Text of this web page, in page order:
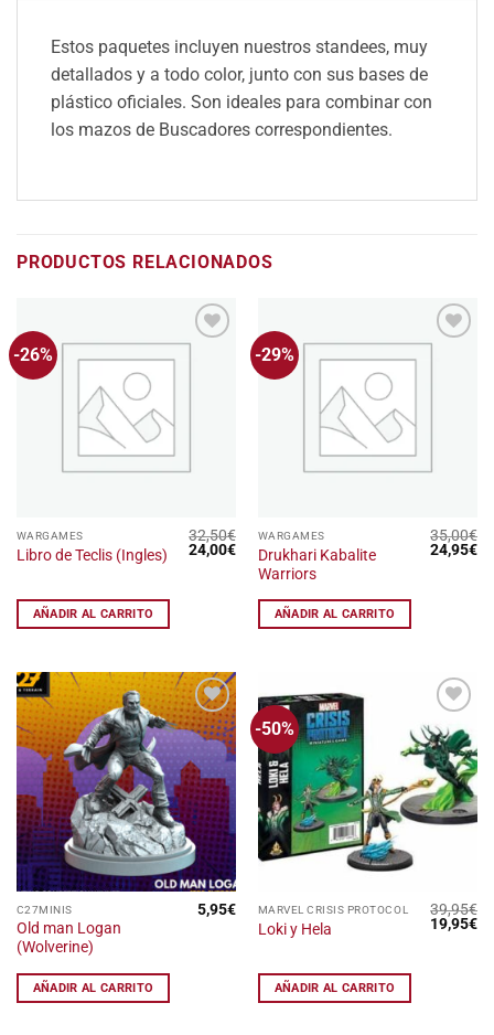
Estos paquetes incluyen nuestros standees, muy
detallados y a todo color, junto con sus bases de
plástico oficiales. Son ideales para combinar con
los mazos de Buscadores correspondientes.
PRODUCTOS RELACIONADOS
-26%
WARGAMES
Libro de Teclis (Ingles)
32,50€
El
precio
24,00€El
precio
actual
24,00€.
AÑADIR AL CARRITO
-29%
WARGAMES
Drukhari Kabalite
Warriors
35,00€
El
precio
24,95€El
AÑADIR AL CARRITO
Añadir
a la
lista
de
deseos
C27MINIS
Old man Logan
(Wolverine)
5,95€
AÑADIR AL CARRITO
-50%
Añadir
a la
lista
de
deseos
MARVEL CRISIS PROTOCOL
Loki y Hela
39,95€
El
precio
19,95€El
AÑADIR AL CARRITO